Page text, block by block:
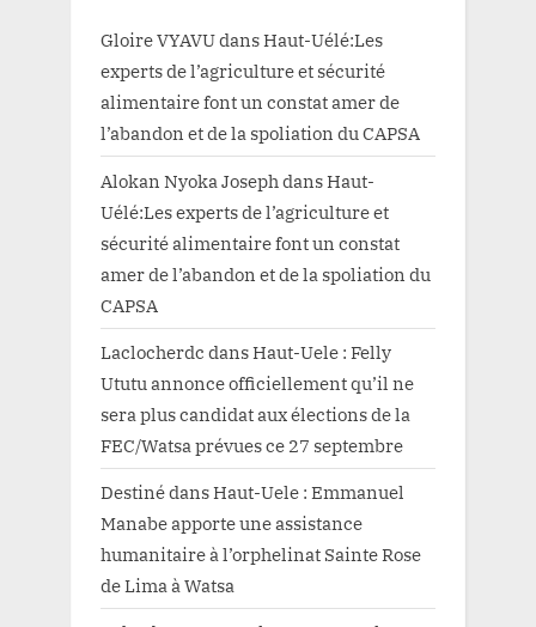
Gloire VYAVUdansHaut-Uélé:Les
experts de l’agriculture et sécurité
alimentaire font un constat amer de
l’abandon et de la spoliation du CAPSA
Alokan Nyoka Joseph dansHaut-
Uélé:Les experts de l’agriculture et
sécurité alimentaire font un constat
amer de l’abandon et de la spoliation du
CAPSA
Laclocherdc dansHaut-Uele : Felly
Ututu annonce officiellement qu’il ne
sera plus candidat aux élections de la
FEC/Watsa prévues ce 27 septembre
DestinédansHaut-Uele : Emmanuel
Manabe apporte une assistance
humanitaire à l’orphelinat Sainte Rose
de Lima à Watsa